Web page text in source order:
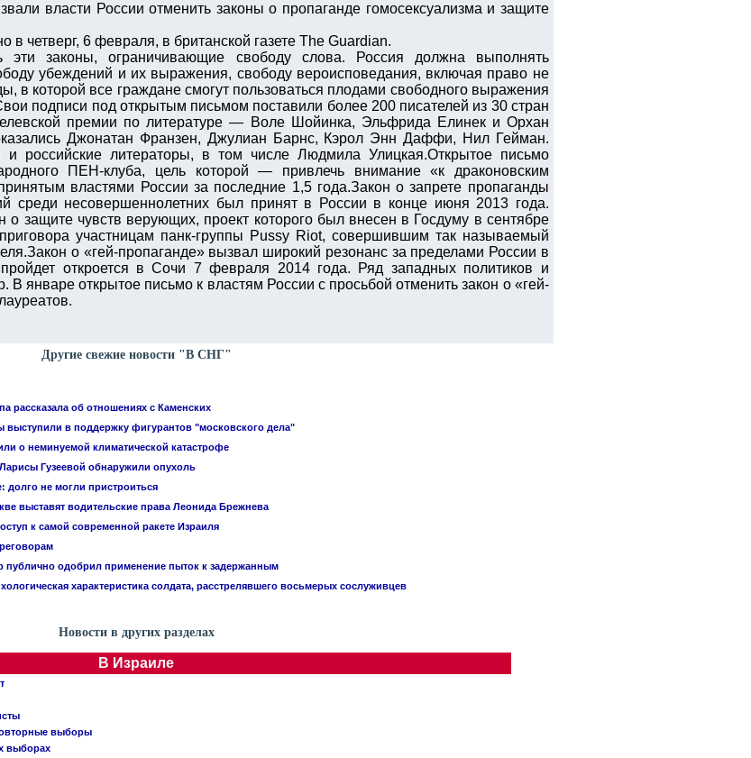
власти России отменить законы о пропаганде гомосексуализма и защите
в четверг, 6 февраля, в британской газете The Guardian.
законы, ограничивающие свободу слова. Россия должна выполнять
убеждений и их выражения, свободу вероисповедания, включая право не
в которой все граждане смогут пользоваться плодами свободного выражения
подписи под открытым письмом поставили более 200 писателей из 30 стран
премии по литературе — Воле Шойинка, Эльфрида Елинек и Орхан
Джонатан Франзен, Джулиан Барнс, Кэрол Энн Даффи, Нил Гейман.
российские литераторы, в том числе Людмила Улицкая.Открытое письмо
ПЕН-клуба, цель которой — привлечь внимание «к драконовским
властями России за последние 1,5 года.Закон о запрете пропаганды
среди несовершеннолетних был принят в России в конце июня 2013 года.
защите чувств верующих, проект которого был внесен в Госдуму в сентябре
участницам панк-группы Pussy Riot, совершившим так называемый
о «гей-пропаганде» вызвал широкий резонанс за пределами России в
откроется в Сочи 7 февраля 2014 года. Ряд западных политиков и
В январе открытое письмо к властям России с просьбой отменить закон о «гей-
Другие свежие новости "В СНГ"
рассказала об отношениях с Каменских
выступили в поддержку фигурантов "московского дела"
о неминуемой климатической катастрофе
Гузеевой обнаружили опухоль
долго не могли пристроиться
выставят водительские права Леонида Брежнева
к самой современной ракете Израиля
публично одобрил применение пыток к задержанным
характеристика солдата, расстрелявшего восьмерых сослуживцев
Новости в других разделах
В Израиле
выборы
выборах